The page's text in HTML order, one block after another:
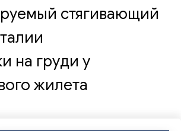
стягивающий
на груди у
жилета